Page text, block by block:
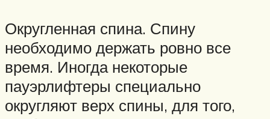
Округленная спина. Спину
необходимо держать ровно все
время. Иногда некоторые
пауэрлифтеры специально
округляют верх спины, для того,